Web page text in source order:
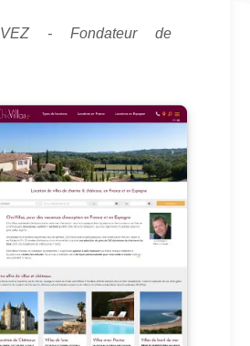
- Fondateur de